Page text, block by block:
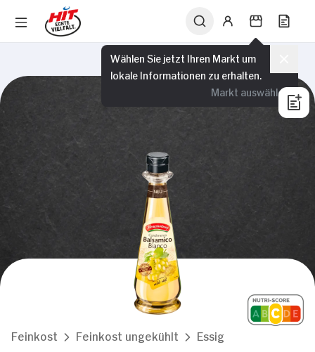
Wählen Sie jetzt Ihren Markt um
lokale Informationen zu erhalten.
Markt auswählen
Feinkost Feinkost ungekühlt Essig